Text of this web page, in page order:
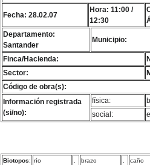
Fecha: 28.02.07
Hora: 11:00 /
12:30
Departamento:
Santander
Municipio:
Finca/Hacienda:
Sector:
Código de obra(s):
Información registrada
(si/no):
física:
social:
Biotopos: río brazo
caño